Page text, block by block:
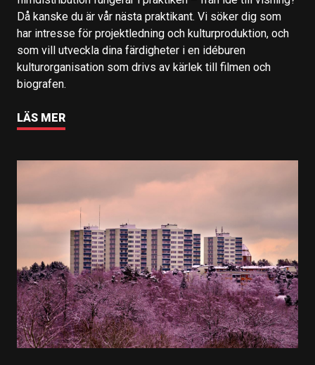
Då kanske du är vår nästa praktikant. Vi söker dig som
har intresse för projektledning och kulturproduktion, och
som vill utveckla dina färdigheter i en idéburen
kulturorganisation som drivs av kärlek till filmen och
biografen.
LÄS MER